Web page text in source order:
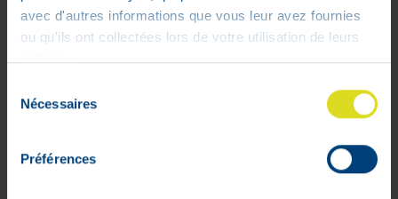
avec d'autres informations que vous leur avez fournies
ou qu'ils ont collectées lors de votre utilisation de leurs
Nécessaires
Préférences
Plaats een bestelling